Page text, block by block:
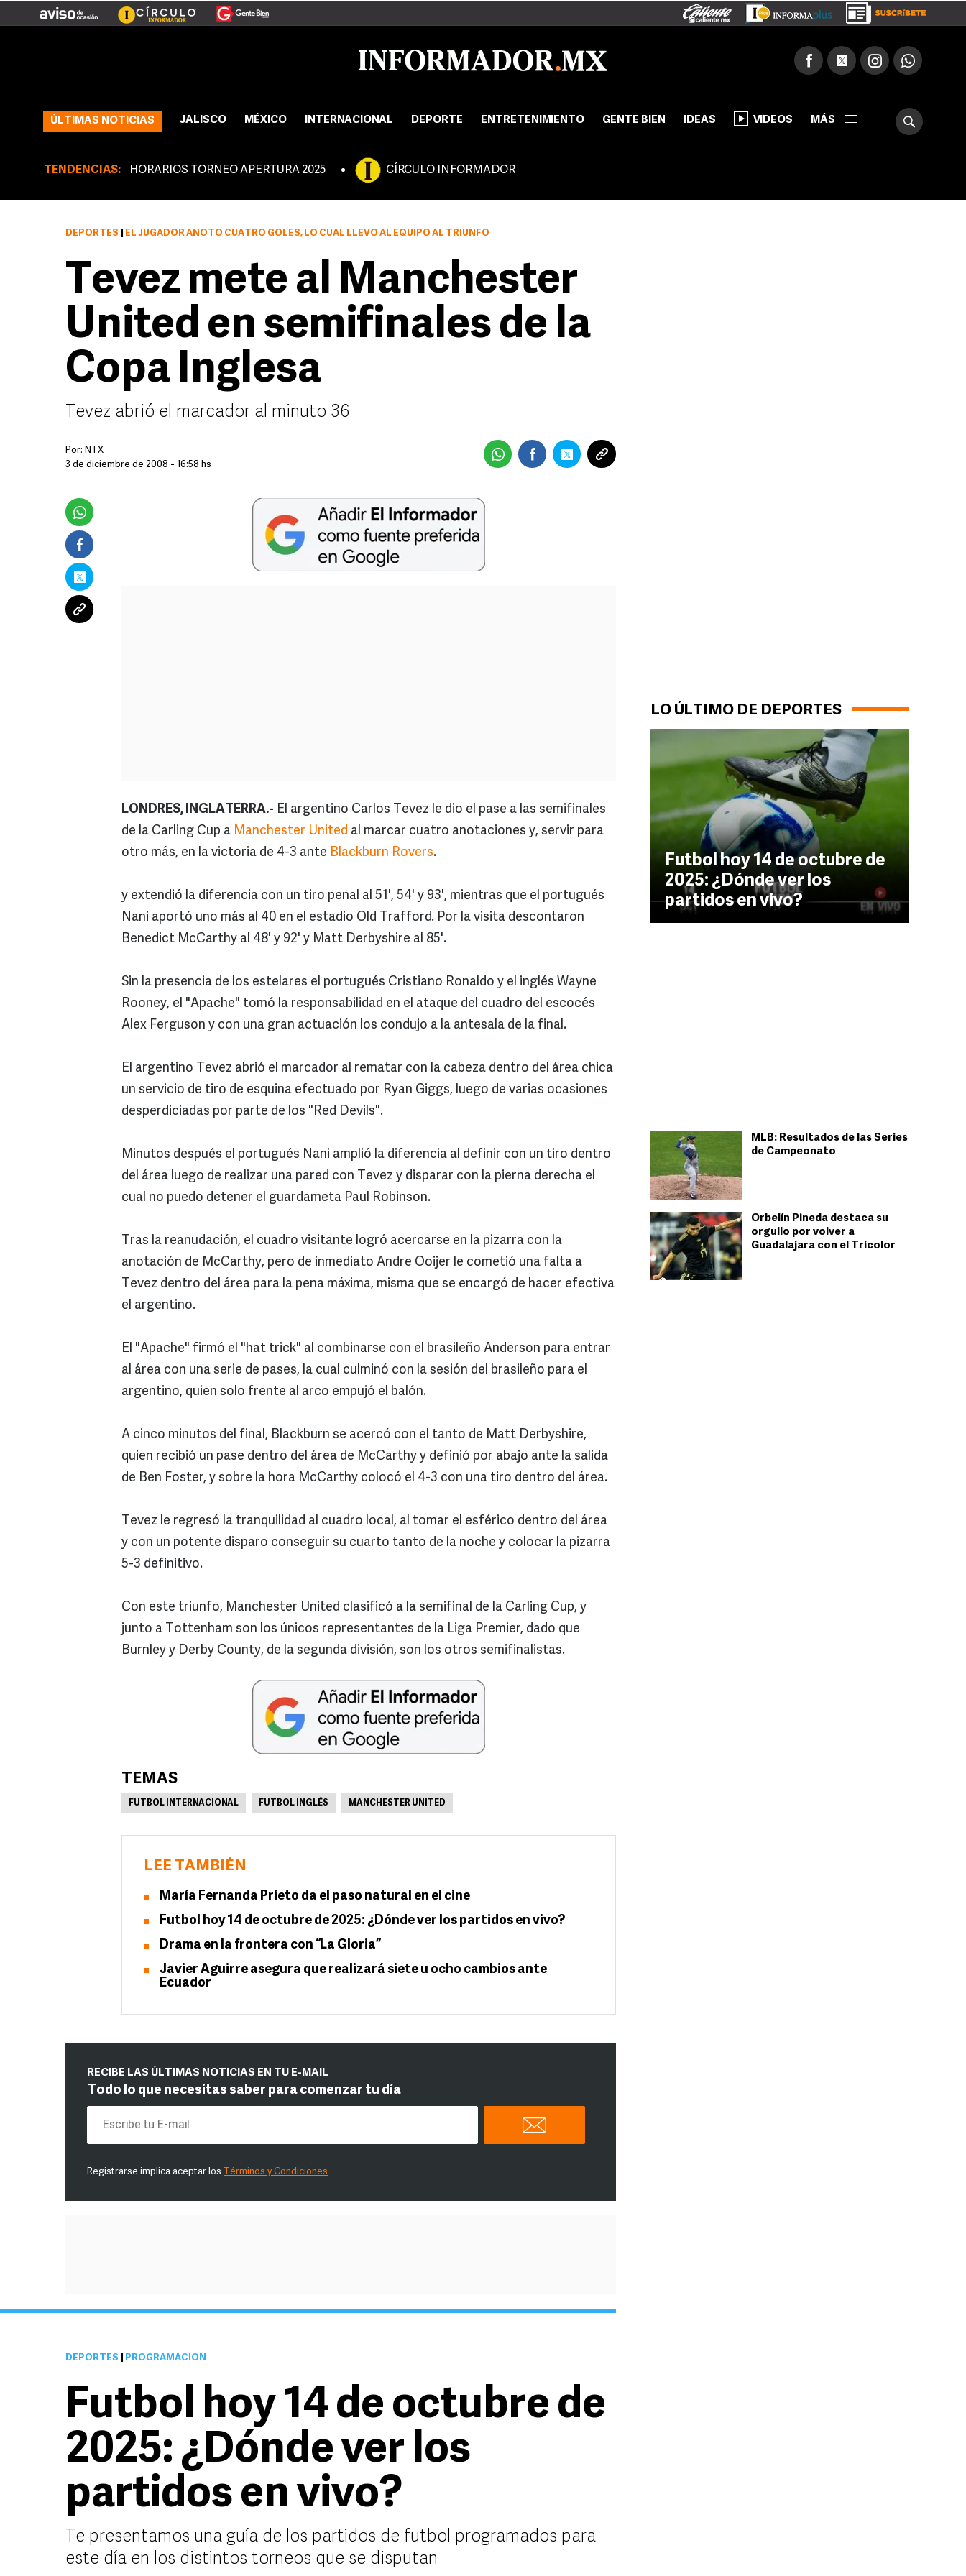
ÚLTIMAS NOTICIAS JALISCO MÉXICO INTERNACIONAL DEPORTE ENTRETENIMIENTO GENTE BIEN IDEAS VIDEOS MÁS
TENDENCIAS: HORARIOS TORNEO APERTURA 2025 CÍRCULO INFORMADOR
LO ÚLTIMO DE DEPORTES
Futbol hoy 14 de octubre de
2025: ¿Dónde ver los
partidos en vivo?
MLB: Resultados de las Series
de Campeonato
Orbelín Pineda destaca su
orgullo por volver a
Guadalajara con el Tricolor
DEPORTES EL JUGADOR ANOTÓ CUATRO GOLES, LO CUAL LLEVÓ AL EQUIPO AL TRIUNFO
Tevez mete al Manchester
United en semifinales de la
Copa Inglesa
Tevez abrió el marcador al minuto 36
Por: NTX
3 de diciembre de 2008 - 16:58 hs
LONDRES, INGLATERRA.- El argentino Carlos Tevez le dio el pase a las semifinales
de la Carling Cup a Manchester United al marcar cuatro anotaciones y, servir para
otro más, en la victoria de 4-3 ante Blackburn Rovers.
y extendió la diferencia con un tiro penal al 51', 54' y 93', mientras que el portugués
Nani aportó uno más al 40 en el estadio Old Trafford. Por la visita descontaron
Benedict McCarthy al 48' y 92' y Matt Derbyshire al 85'.
Sin la presencia de los estelares el portugués Cristiano Ronaldo y el inglés Wayne
Rooney, el "Apache" tomó la responsabilidad en el ataque del cuadro del escocés
Alex Ferguson y con una gran actuación los condujo a la antesala de la final.
El argentino Tevez abrió el marcador al rematar con la cabeza dentro del área chica
un servicio de tiro de esquina efectuado por Ryan Giggs, luego de varias ocasiones
desperdiciadas por parte de los "Red Devils".
Minutos después el portugués Nani amplió la diferencia al definir con un tiro dentro
del área luego de realizar una pared con Tevez y disparar con la pierna derecha el
cual no puedo detener el guardameta Paul Robinson.
Tras la reanudación, el cuadro visitante logró acercarse en la pizarra con la
anotación de McCarthy, pero de inmediato Andre Ooijer le cometió una falta a
Tevez dentro del área para la pena máxima, misma que se encargó de hacer efectiva
el argentino.
El "Apache" firmó el "hat trick" al combinarse con el brasileño Anderson para entrar
al área con una serie de pases, la cual culminó con la sesión del brasileño para el
argentino, quien solo frente al arco empujó el balón.
A cinco minutos del final, Blackburn se acercó con el tanto de Matt Derbyshire,
quien recibió un pase dentro del área de McCarthy y definió por abajo ante la salida
de Ben Foster, y sobre la hora McCarthy colocó el 4-3 con una tiro dentro del área.
Tevez le regresó la tranquilidad al cuadro local, al tomar el esférico dentro del área
y con un potente disparo conseguir su cuarto tanto de la noche y colocar la pizarra
5-3 definitivo.
Con este triunfo, Manchester United clasificó a la semifinal de la Carling Cup, y
junto a Tottenham son los únicos representantes de la Liga Premier, dado que
Burnley y Derby County, de la segunda división, son los otros semifinalistas.
TEMAS
FUTBOL INTERNACIONAL FUTBOL INGLÉS MANCHESTER UNITED
LEE TAMBIÉN
María Fernanda Prieto da el paso natural en el cine
Futbol hoy 14 de octubre de 2025: ¿Dónde ver los partidos en vivo?
Drama en la frontera con “La Gloria”
Javier Aguirre asegura que realizará siete u ocho cambios ante
Ecuador
RECIBE LAS ÚLTIMAS NOTICIAS EN TU E-MAIL
Todo lo que necesitas saber para comenzar tu día
Registrarse implica aceptar los Términos y Condiciones
DEPORTES PROGRAMACIÓN
Futbol hoy 14 de octubre de
2025: ¿Dónde ver los
partidos en vivo?
Te presentamos una guía de los partidos de futbol programados para
este día en los distintos torneos que se disputan